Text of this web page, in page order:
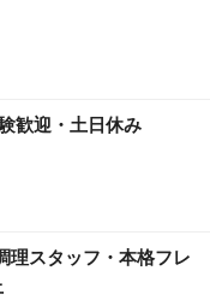
歓迎・土日休み
理スタッフ・本格フレ